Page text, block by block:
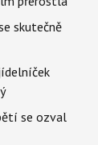
skutečně
se ozval